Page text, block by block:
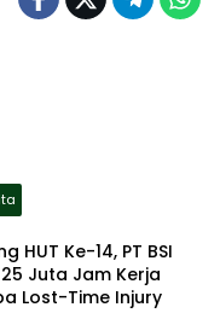
HUT Ke-14, PT BSI
25 Juta Jam Kerja
Lost-Time Injury